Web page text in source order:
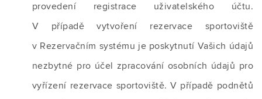
provedení registrace uživatelského účtu.
V případě vytvoření rezervace sportoviště
v Rezervačním systému je poskytnutí Vašich údajů
nezbytné pro účel zpracování osobních údajů pro
vyřízení rezervace sportoviště. V případě podnětů